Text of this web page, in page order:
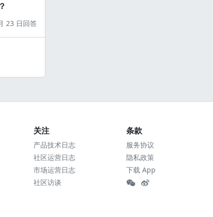
23 日回答
关注
产品技术日志
社区运营日志
市场运营日志
社区访谈
条款
服务协议
隐私政策
下载 App